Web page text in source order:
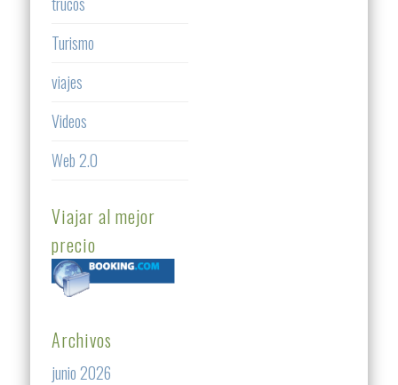
Turismo
viajes
Videos
Web 2.0
Viajar al mejor
precio
Archivos
junio 2026